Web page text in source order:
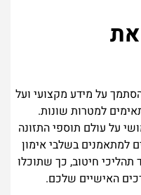
על מידע מקצועי ועל
למטרות שונות.
על עולם תוספי התזונה
למתאמנים בשלבי אימון
חיטוב, כך שתוכלו
האישיים שלכם.